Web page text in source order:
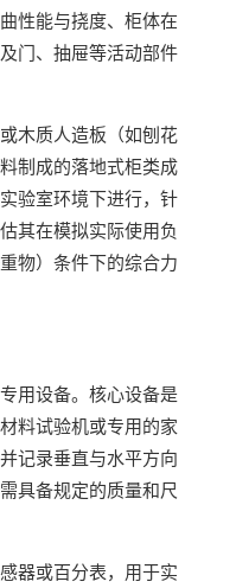
性能与挠度、柜体在
门、抽屉等活动部件
木质人造板（如刨花
制成的落地式柜类成
验室环境下进行，针
其在模拟实际使用负
物）条件下的综合力
用设备。核心设备是
料试验机或专用的家
记录垂直与水平方向
具备规定的质量和尺
器或百分表，用于实